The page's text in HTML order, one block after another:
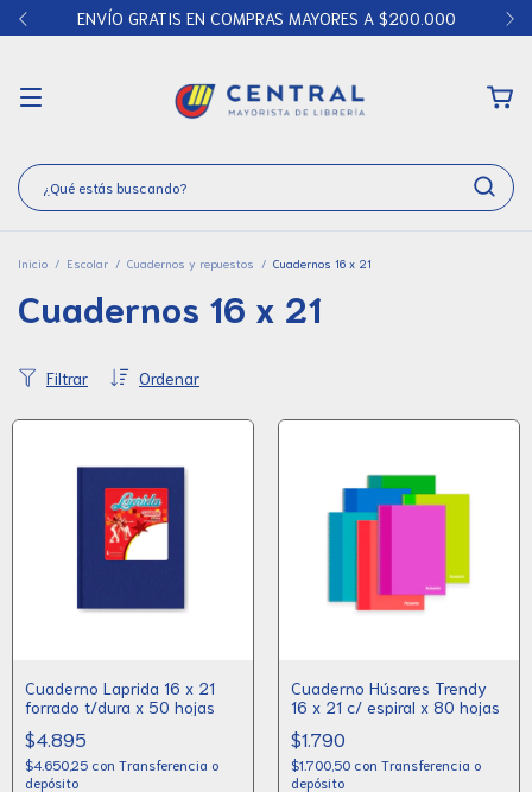
ENVÍO GRATIS EN COMPRAS MAYORES A $200.000
Inicio / Escolar / Cuadernos y repuestos / Cuadernos 16 x 21
Cuadernos 16 x 21
Ordenar
Filtrar
Cuaderno Laprida 16 x 21
forrado t/dura x 50 hojas
$4.895
$4.650,25 con Transferencia o
depósito
Cuaderno Húsares Trendy
16 x 21 c/ espiral x 80 hojas
$1.790
$1.700,50 con Transferencia o
depósito